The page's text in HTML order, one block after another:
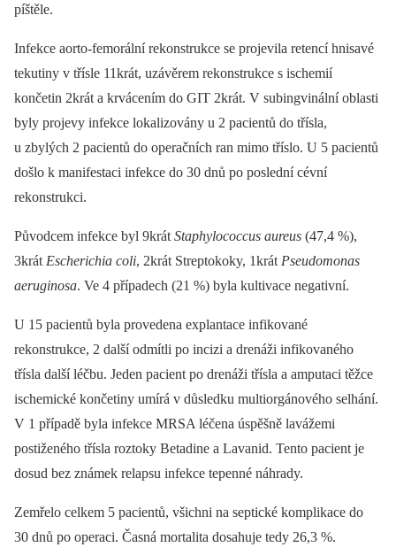
píštěle.
Infekce aorto-femorální rekonstrukce se projevila retencí hnisavé
tekutiny v třísle 11krát, uzávěrem rekonstrukce s ischemií
končetin 2krát a krvácením do GIT 2krát. V subingvinální oblasti
byly projevy infekce lokalizovány u 2 pacientů do třísla,
u zbylých 2 pacientů do operačních ran mimo tříslo. U 5 pacientů
došlo k manifestaci infekce do 30 dnů po poslední cévní
rekonstrukci.
Původcem infekce byl 9krát Staphylococcus aureus (47,4 %),
3krát Escherichia coli, 2krát Streptokoky, 1krát Pseudomonas
aeruginosa. Ve 4 případech (21 %) byla kultivace negativní.
U 15 pacientů byla provedena explantace infikované
rekonstrukce, 2 další odmítli po incizi a drenáži infikovaného
třísla další léčbu. Jeden pacient po drenáži třísla a amputaci těžce
ischemické končetiny umírá v důsledku multiorgánového selhání.
V 1 případě byla infekce MRSA léčena úspěšně lavážemi
postiženého třísla roztoky Betadine a Lavanid. Tento pacient je
dosud bez známek relapsu infekce tepenné náhrady.
Zemřelo celkem 5 pacientů, všichni na septické komplikace do
30 dnů po operaci. Časná mortalita dosahuje tedy 26,3 %.